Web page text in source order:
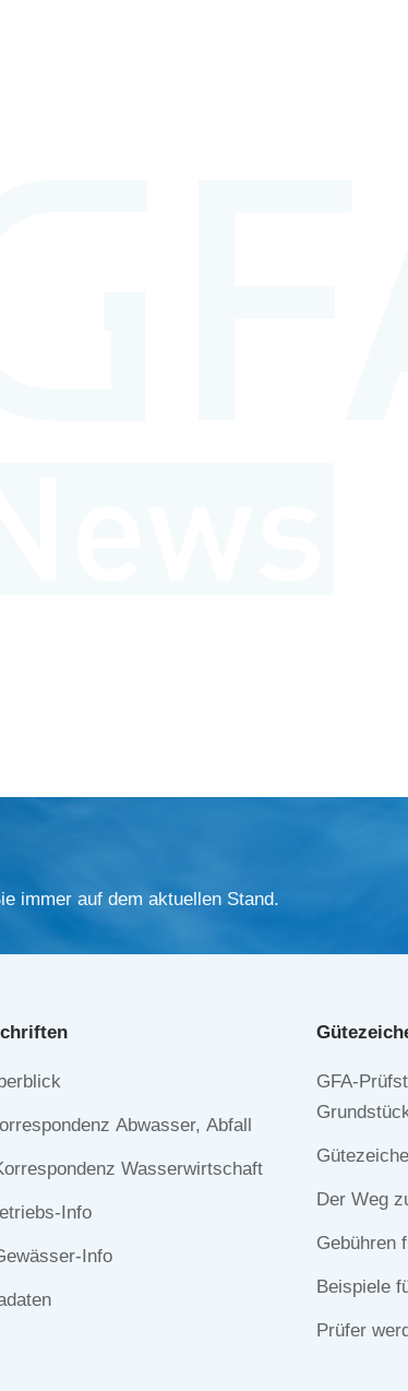
immer auf dem aktuellen Stand.
Abwasser, Abfall
Wasserwirtschaft
Info
Info
Navigation
GFA-
Der Weg
Gebühren
Beispiele
Prüfer